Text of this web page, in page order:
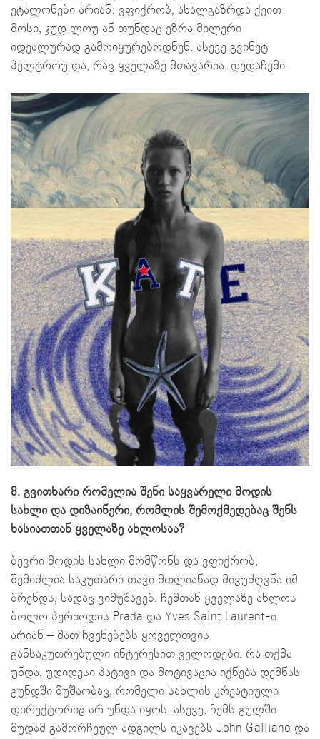
ეტალონები არიან: ვფიქრობ, ახალგაზრდა ქეით
მოსი, ჯუდ ლოუ ან თუნდაც ეზრა მილერი
იდეალურად გამოიყურებოდნენ. ასევე გვინეტ
პელტროუ და, რაც ყველაზე მთავარია, დედაჩემი.
8. გვითხარი რომელია შენი საყვარელი მოდის
სახლი და დიზაინერი, რომლის შემოქმედებაც შენს
ხასიათთან ყველაზე ახლოსაა?
ბევრი მოდის სახლი მომწონს და ვფიქრობ,
შემიძლია საკუთარი თავი მთლიანად მივუძღვნა იმ
ბრენდს, სადაც ვიმუშავებ. ჩემთან ყველაზე ახლოს
ბოლო პერიოდის Prada და Yves Saint Laurent-ი
არიან – მათ ჩვენებებს ყოველთვის
განსაკუთრებული ინტერესით ველოდები. რა თქმა
უნდა, უდიდესი პატივი და მოტივაცია იქნება დემნას
გუნდში მუშაობაც, რომელი სახლის კრეატიული
დირექტორიც არ უნდა იყოს. ასევე, ჩემს გულში
მუდამ გამორჩეულ ადგილს იკავებს John Galliano და